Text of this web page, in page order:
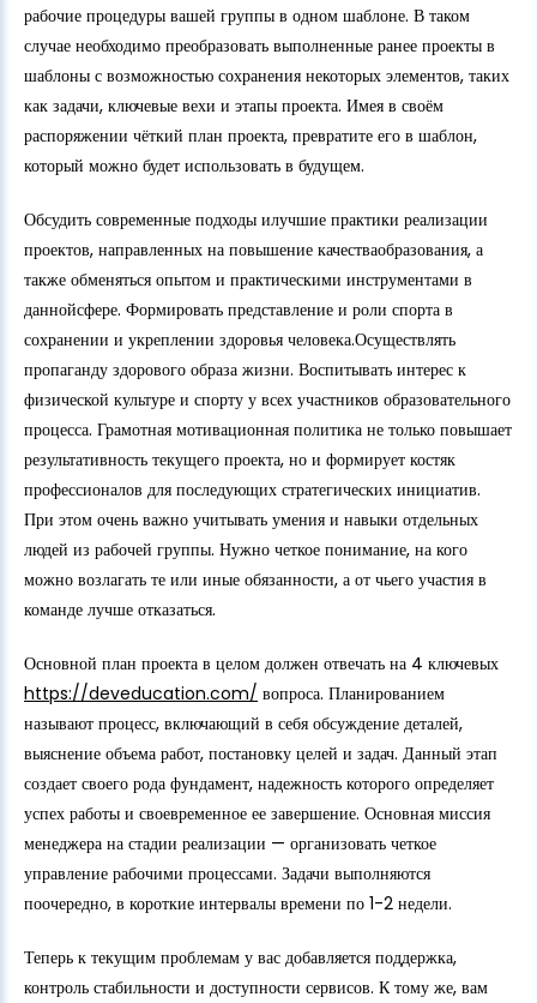
рабочие процедуры вашей группы в одном шаблоне. В таком
случае необходимо преобразовать выполненные ранее проекты в
шаблоны с возможностью сохранения некоторых элементов, таких
как задачи, ключевые вехи и этапы проекта. Имея в своём
распоряжении чёткий план проекта, превратите его в шаблон,
который можно будет использовать в будущем.
Обсудить современные подходы илучшие практики реализации
проектов, направленных на повышение качестваобразования, а
также обменяться опытом и практическими инструментами в
даннойсфере. Формировать представление и роли спорта в
сохранении и укреплении здоровья человека.Осуществлять
пропаганду здорового образа жизни. Воспитывать интерес к
физической культуре и спорту у всех участников образовательного
процесса. Грамотная мотивационная политика не только повышает
результативность текущего проекта, но и формирует костяк
профессионалов для последующих стратегических инициатив.
При этом очень важно учитывать умения и навыки отдельных
людей из рабочей группы. Нужно четкое понимание, на кого
можно возлагать те или иные обязанности, а от чьего участия в
команде лучше отказаться.
Основной план проекта в целом должен отвечать на 4 ключевых
https://deveducation.com/ вопроса. Планированием
называют процесс, включающий в себя обсуждение деталей,
выяснение объема работ, постановку целей и задач. Данный этап
создает своего рода фундамент, надежность которого определяет
успех работы и своевременное ее завершение. Основная миссия
менеджера на стадии реализации — организовать четкое
управление рабочими процессами. Задачи выполняются
поочередно, в короткие интервалы времени по 1-2 недели.
Теперь к текущим проблемам у вас добавляется поддержка,
контроль стабильности и доступности сервисов. К тому же, вам